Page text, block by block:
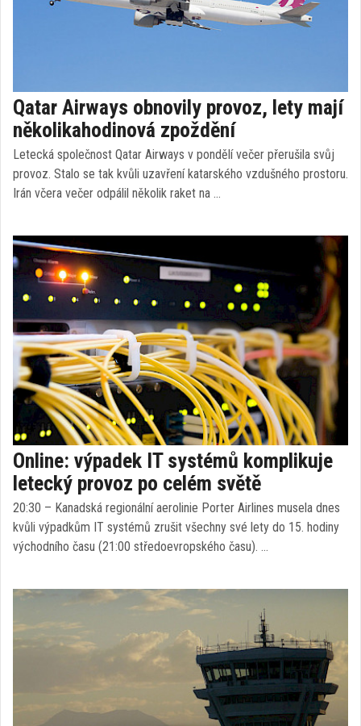
Qatar Airways obnovily provoz, lety mají
několikahodinová zpoždění
Letecká společnost Qatar Airways v pondělí večer přerušila svůj
provoz. Stalo se tak kvůli uzavření katarského vzdušného prostoru.
Irán včera večer odpálil několik raket na …
Online: výpadek IT systémů komplikuje
letecký provoz po celém světě
20:30 – Kanadská regionální aerolinie Porter Airlines musela dnes
kvůli výpadkům IT systémů zrušit všechny své lety do 15. hodiny
východního času (21:00 středoevropského času). …